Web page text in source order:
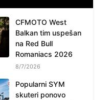
CFMOTO West
Balkan tim uspešan
na Red Bull
Romaniacs 2026
8/7/2026
Popularni SYM
skuteri ponovo